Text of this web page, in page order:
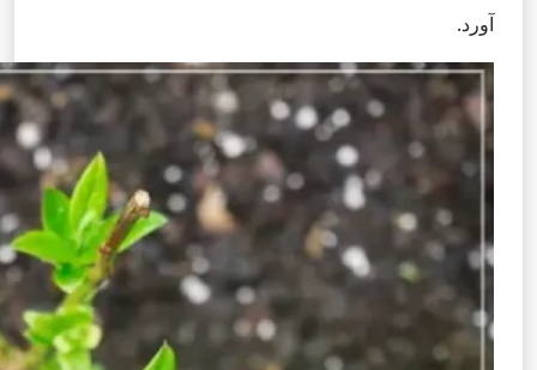
آورد.